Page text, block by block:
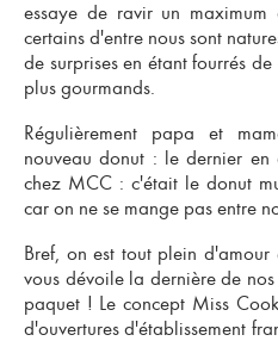
essaye de ravir un maximum
certains d'entre nous sont
de surprises en étant fourrés
plus gourmands.
Régulièrement papa et
nouveau donut : le dernier en
chez MCC : c'était le donut
car on ne se mange pas entre
Bref, on est tout plein
vous dévoile la dernière de
paquet ! Le concept Miss
d'ouvertures d'établissement